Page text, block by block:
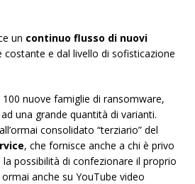
un continuo flusso di nuovi
costante e dal livello di sofisticazione
nuove famiglie di ransomware,
una grande quantità di varianti.
consolidato “terziario” del
, che fornisce anche a chi è privo
possibilità di confezionare il proprio
anche su YouTube video